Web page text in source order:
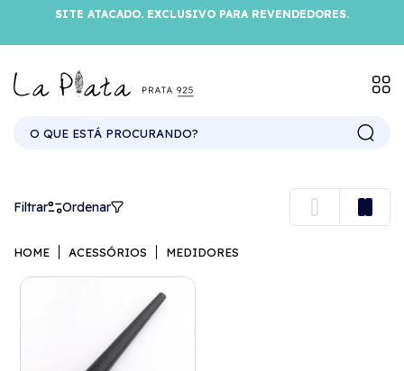
SITE ATACADO. EXCLUSIVO PARA REVENDEDORES.
Filtrar Ordenar
HOME ACESSÓRIOS MEDIDORES